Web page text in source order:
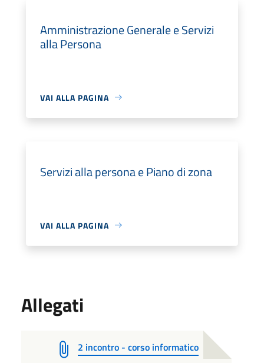
Amministrazione Generale e Servizi
alla Persona
VAI ALLA PAGINA
Servizi alla persona e Piano di zona
VAI ALLA PAGINA
Allegati
2 incontro - corso informatico